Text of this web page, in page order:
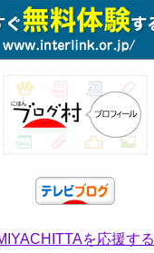
を応援する